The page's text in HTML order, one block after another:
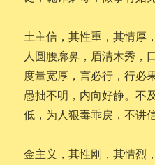
土主信，其性重，其情厚
人圆腰廓鼻，眉清木秀，
度量宽厚，言必行，行必
愚拙不明，内向好静。不
低，为人狠毒乖戾，不讲
金主义，其性刚，其情烈